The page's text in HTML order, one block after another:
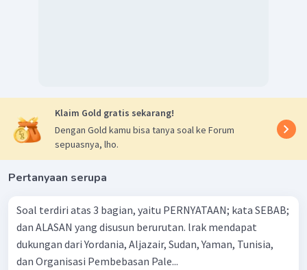
Klaim Gold gratis sekarang!
Dengan Gold kamu bisa tanya soal ke Forum
sepuasnya, lho.
Pertanyaan serupa
Soal terdiri atas 3 bagian, yaitu PERNYATAAN; kata SEBAB;
dan ALASAN yang disusun berurutan. lrak mendapat
dukungan dari Yordania, Aljazair, Sudan, Yaman, Tunisia,
dan Organisasi Pembebasan Pale...